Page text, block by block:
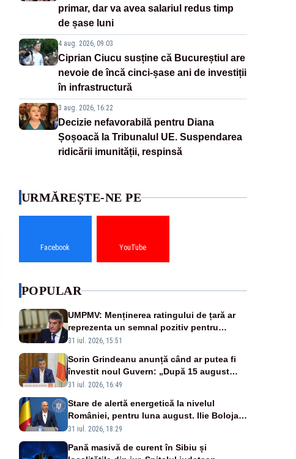
primar, dar va avea salariul redus timp
de șase luni
4 aug. 2026, 09:03
Ciprian Ciucu susține că Bucureștiul are
nevoie de încă cinci-șase ani de investiții
în infrastructură
3 aug. 2026, 16:22
Decizie nefavorabilă pentru Diana
Șoșoacă la Tribunalul UE. Suspendarea
ridicării imunității, respinsă
URMĂREȘTE-NE PE
Facebook YouTube
POPULAR
UMPMV: Menținerea ratingului de țară ar
reprezenta un semnal pozitiv pentru
România. Autoritățile trebuie să continue
financiare
31 iul. 2026, 15:51
Sorin Grindeanu anunță când ar putea fi
învestit noul Guvern: „După 15 august
sunt șanse mai mari”
31 iul. 2026, 16:49
Stare de alertă energetică la nivelul
României, pentru luna august. Ilie Bolojan
a anunțat importuri și posibile restricții –
31 iul. 2026, 18:29
Pană masivă de curent în Sibiu și